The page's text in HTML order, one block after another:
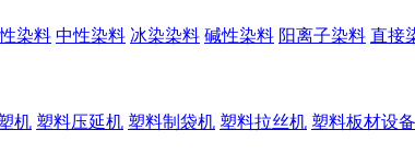
染料 中性染料 冰染染料 碱性染料 阳离子染料 直接
机 塑料压延机 塑料制袋机 塑料拉丝机 塑料板材设备